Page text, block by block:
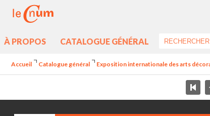
À PROPOS CATALOGUE GÉNÉRAL
Accueil Catalogue général Exposition internationale des arts